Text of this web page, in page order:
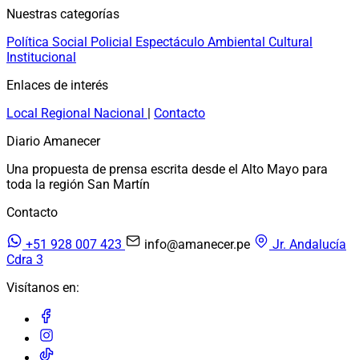
Nuestras categorías
Política Social Policial Espectáculo Ambiental Cultural
Institucional
Enlaces de interés
Local Regional Nacional | Contacto
Diario Amanecer
Una propuesta de prensa escrita desde el Alto Mayo para
toda la región San Martín
Contacto
+51 928 007 423 info@amanecer.pe
Jr. Andalucía
Cdra 3
Visítanos en: